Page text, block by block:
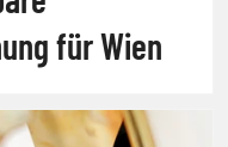
für Wien